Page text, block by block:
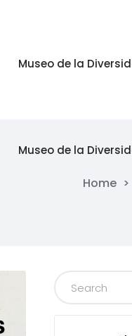
Museo de la
Museo de la
Home >